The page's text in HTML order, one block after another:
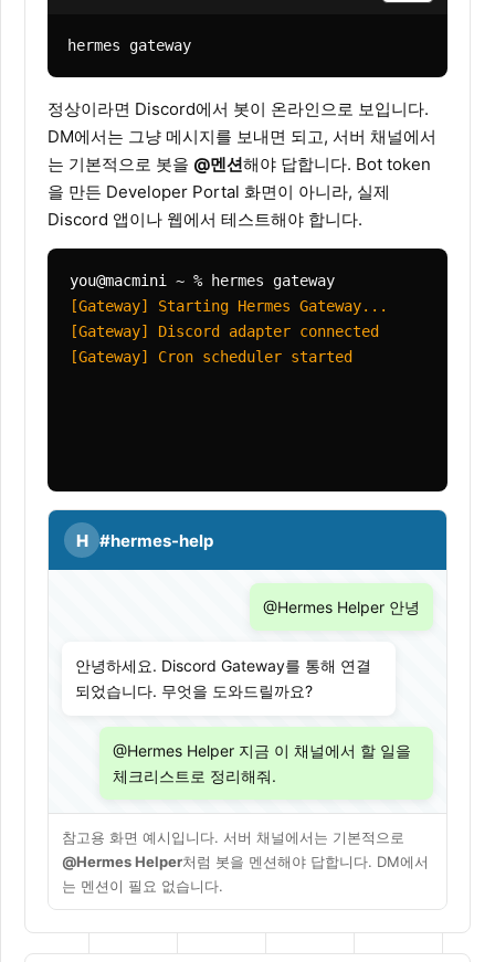
hermes gateway
정상이라면 Discord에서 봇이 온라인으로 보입니다.
DM에서는 그냥 메시지를 보내면 되고, 서버 채널에서
는 기본적으로 봇을 @멘션해야 답합니다. Bot token
을 만든 Developer Portal 화면이 아니라, 실제
Discord 앱이나 웹에서 테스트해야 합니다.
you@macmini
~ % hermes gateway
[Gateway] Starting Hermes Gateway...
[Gateway] Discord adapter connected
[Gateway] Cron scheduler started
H #hermes-help
@Hermes Helper 안녕
안녕하세요. Discord Gateway를 통해 연결
되었습니다. 무엇을 도와드릴까요?
@Hermes Helper 지금 이 채널에서 할 일을
체크리스트로 정리해줘.
참고용 화면 예시입니다. 서버 채널에서는 기본적으로
@Hermes Helper처럼 봇을 멘션해야 답합니다. DM에서
는 멘션이 필요 없습니다.